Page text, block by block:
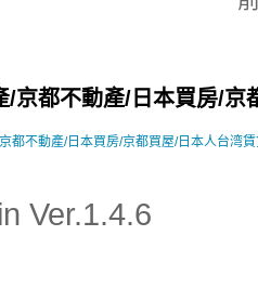
/京都不動產/日本買房/京
都不動產/日本買房/京都買屋/日本人台湾
Ver.1.4.6